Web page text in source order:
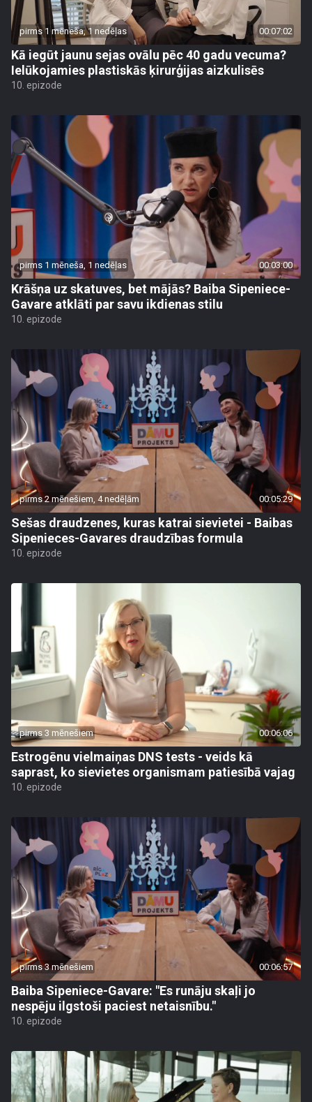
pirms 1 mēneša, 1 nedēļas 00:07:02
Kā iegūt jaunu sejas ovālu pēc 40 gadu vecuma?
Ielūkojamies plastiskās ķirurģijas aizkulisēs
10. epizode
pirms 1 mēneša, 1 nedēļas 00:03:00
Krāšņa uz skatuves, bet mājās? Baiba Sipeniece-
Gavare atklāti par savu ikdienas stilu
10. epizode
pirms 2 mēnešiem, 4 nedēļām 00:05:29
Sešas draudzenes, kuras katrai sievietei - Baibas
Sipenieces-Gavares draudzības formula
10. epizode
pirms 3 mēnešiem 00:06:06
Estrogēnu vielmaiņas DNS tests - veids kā
saprast, ko sievietes organismam patiesībā vajag
10. epizode
pirms 3 mēnešiem 00:06:57
Baiba Sipeniece-Gavare: "Es runāju skaļi jo
nespēju ilgstoši paciest netaisnību."
10. epizode